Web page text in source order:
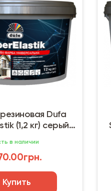
Dufa
(1,2 кг) серый
в наличии
Купить